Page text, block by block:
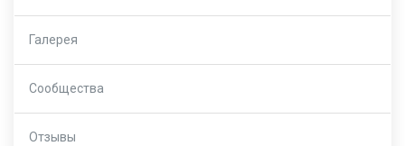
Галерея
Сообщества
Отзывы